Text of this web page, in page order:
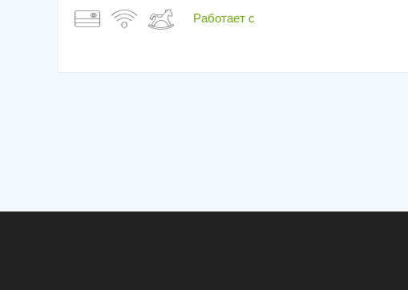
Работает с